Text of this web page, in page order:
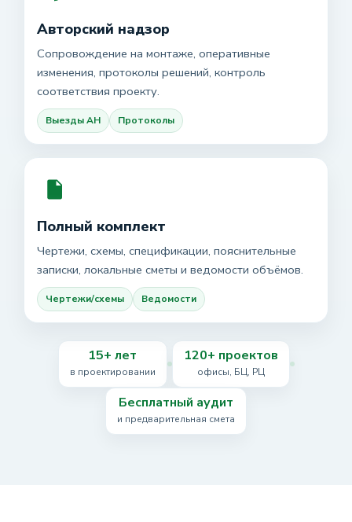
Авторский надзор
Сопровождение на монтаже, оперативные
изменения, протоколы решений, контроль
соответствия проекту.
Выезды АН Протоколы
Полный комплект
Чертежи, схемы, спецификации, пояснительные
записки, локальные сметы и ведомости объёмов.
Чертежи/схемы Ведомости
15+ лет
в проектировании
120+ проектов
офисы, БЦ, РЦ
Бесплатный аудит
и предварительная смета